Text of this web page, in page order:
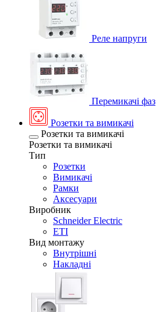
Реле напруги
Перемикачі фаз
Розетки та вимикачі
Розетки та вимикачі
Розетки та вимикачі
Тип
Розетки
Вимикачі
Рамки
Аксесуари
Виробник
Schneider Electric
ETI
Вид монтажу
Внутрішні
Накладні